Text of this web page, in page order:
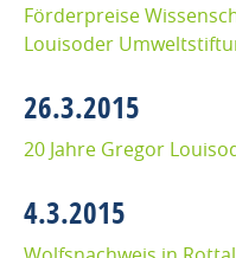
Förderpreise
Louisoder
26.3.2015
20 Jahre Gregor
4.3.2015